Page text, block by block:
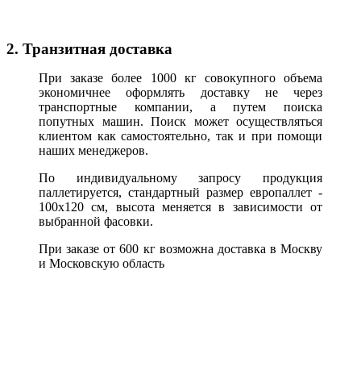
2. Транзитная доставка
При заказе более 1000 кг совокупного объема
экономичнее оформлять доставку не через
транспортные компании, а путем поиска
попутных машин. Поиск может осуществляться
клиентом как самостоятельно, так и при помощи
наших менеджеров.
По индивидуальному запросу продукция
паллетируется, стандартный размер европаллет -
100х120 см, высота меняется в зависимости от
выбранной фасовки.
При заказе от 600 кг возможна доставка в Москву
и Московскую область